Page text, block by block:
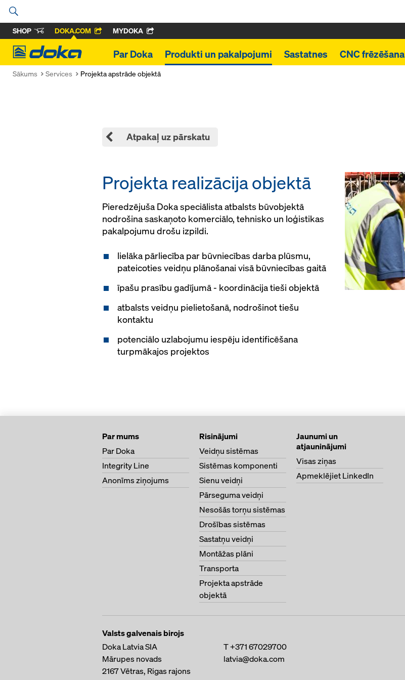
SHOP DOKA.COM MYDOKA
Doka
Par Doka Produkti un pakalpojumi Sastatnes CNC frēzēšana
Sākums Services Projekta apstrāde objektā
Atpakaļ uz pārskatu
Projekta realizācija objektā
Pieredzējuša Doka speciālista atbalsts būvobjektā
nodrošina saskaņoto komerciālo, tehnisko un loģistikas
pakalpojumu drošu izpildi.
lielāka pārliecība par būvniecības darba plūsmu,
pateicoties veidņu plānošanai visā būvniecības gaitā
īpašu prasību gadījumā - koordinācija tieši objektā
atbalsts veidņu pielietošanā, nodrošinot tiešu
kontaktu
potenciālo uzlabojumu iespēju identificēšana
turpmākajos projektos
Par mums
Par Doka
Integrity Line
Anonīms ziņojums
Risinājumi
Veidņu sistēmas
Sistēmas komponenti
Sienu veidņi
Pārseguma veidņi
Nesošās torņu sistēmas
Drošības sistēmas
Sastatņu veidņi
Montāžas plāni
Transporta
Projekta apstrāde
objektā
Jaunumi un
atjauninājumi
Visas ziņas
Apmeklējiet LinkedIn
Valsts galvenais birojs
Doka Latvia SIA
Mārupes novads
2167Vētras, Rigas rajons
T+371 67029700
latvia@doka.com